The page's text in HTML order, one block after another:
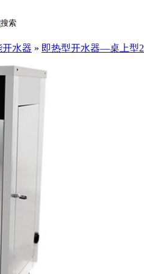
开水器 » 即热型开水器—桌上型